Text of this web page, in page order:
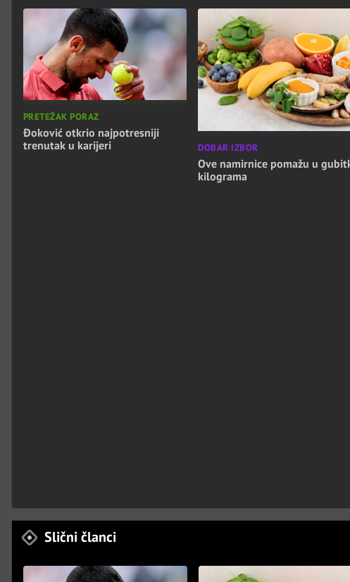
PRETEŽAK PORAZ
Đoković otkrio najpotresniji
trenutak u karijeri
DOBAR IZBOR
Ove namirnice pomažu u
kilograma
Slični članci